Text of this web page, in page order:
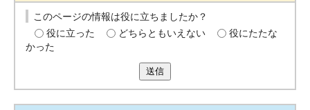
このページの情報は役に立ちましたか？
役に立った
どちらともいえない
役にたたな
かった
送信